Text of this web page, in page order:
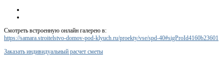
Смотреть встроенную онлайн галерею в:
https://samara.stroitelstvo-domov-pod-klyuch.ru/proekty/vse/spd-40#sigProId4160b23601
Заказать индивидуальный расчет сметы